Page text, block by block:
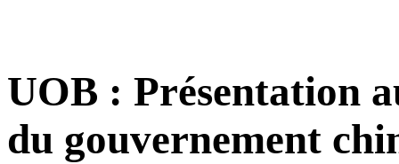
UOB : Présentation
du gouvernement